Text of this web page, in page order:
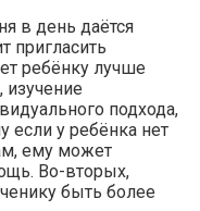
в день даётся
пригласить
ребёнку лучше
изучение
подхода,
у ребёнка нет
ему может
Во-вторых,
быть более